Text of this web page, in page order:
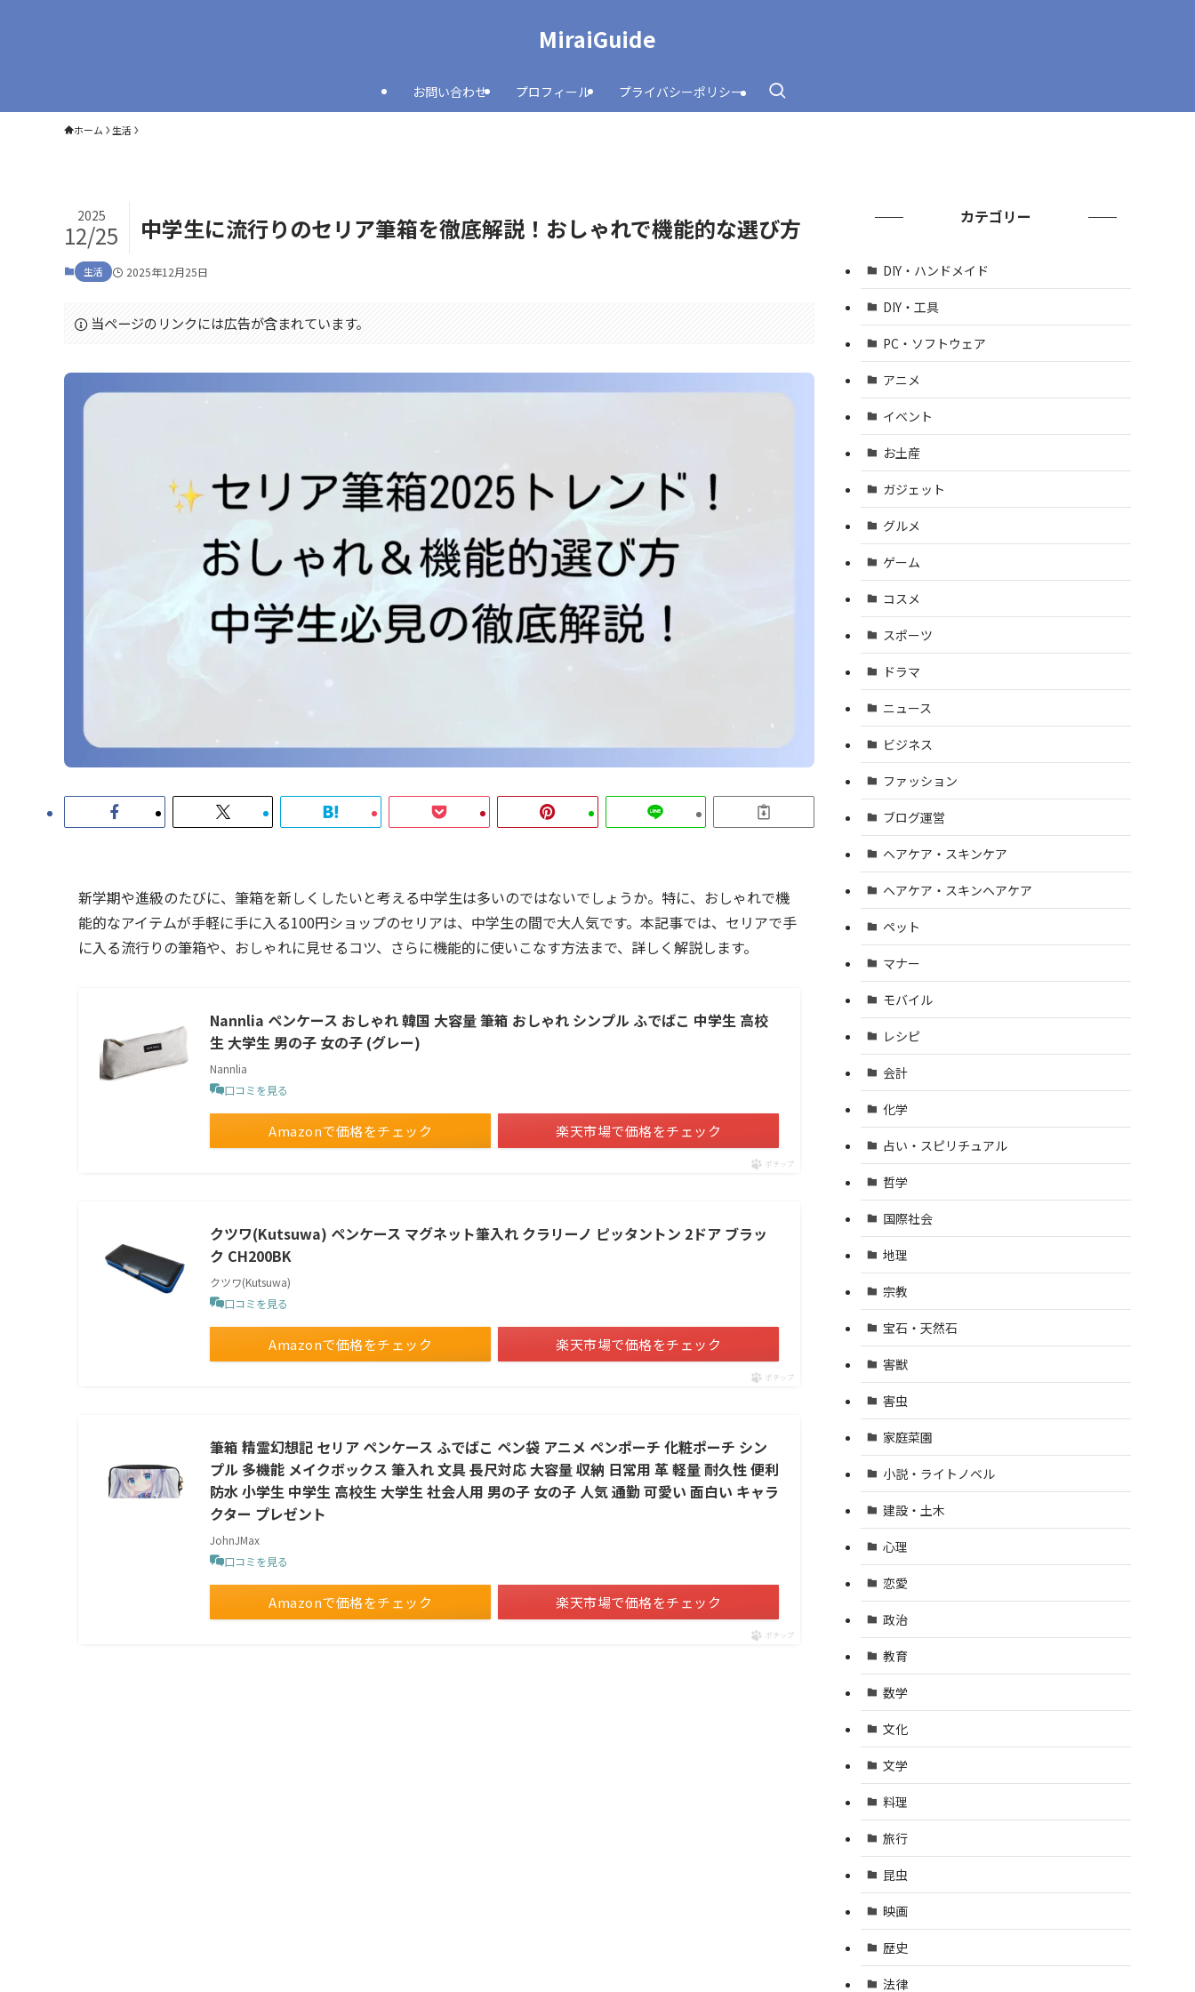
MiraiGuide
お問い合わせ プロフィール プライバシーポリシー
ホーム 生活
中学生に流行りのセリア筆箱を徹底解説！おしゃれで機能的な選び方
2025
12/25
生活 2025年12月25日
当ページのリンクには広告が含まれています。
新学期や進級のたびに、筆箱を新しくしたいと考える中学生は多いのではないでしょうか。特に、おしゃれで機
能的なアイテムが手軽に手に入る100円ショップのセリアは、中学生の間で大人気です。本記事では、セリアで手
に入る流行りの筆箱や、おしゃれに見せるコツ、さらに機能的に使いこなす方法まで、詳しく解説します。
Nannlia ペンケース おしゃれ 韓国 大容量 筆箱 おしゃれ シンプル ふでばこ 中学生 高校
生 大学生 男の子 女の子 (グレー)
Nannlia
口コミを見る
Amazonで価格をチェック 楽天市場で価格をチェック
ポチップ
クツワ(Kutsuwa) ペンケース マグネット筆入れ クラリーノ ピッタントン 2ドア ブラッ
ク CH200BK
クツワ(Kutsuwa)
口コミを見る
Amazonで価格をチェック 楽天市場で価格をチェック
ポチップ
筆箱 精霊幻想記 セリア ペンケース ふでばこ ペン袋 アニメ ペンポーチ 化粧ポーチ シン
プル 多機能 メイクボックス 筆入れ 文具 長尺対応 大容量 収納 日常用 革 軽量 耐久性 便利
防水 小学生 中学生 高校生 大学生 社会人用 男の子 女の子 人気 通勤 可愛い 面白い キャラ
クター プレゼント
JohnJMax
口コミを見る
Amazonで価格をチェック 楽天市場で価格をチェック
ポチップ
カテゴリー
DIY・ハンドメイド
DIY・工具
PC・ソフトウェア
アニメ
イベント
お土産
ガジェット
グルメ
ゲーム
コスメ
スポーツ
ドラマ
ニュース
ビジネス
ファッション
ブログ運営
ヘアケア・スキンケア
ヘアケア・スキンヘアケア
ペット
マナー
モバイル
レシピ
会計
化学
占い・スピリチュアル
哲学
国際社会
地理
宗教
宝石・天然石
害獣
害虫
家庭菜園
小説・ライトノベル
建設・土木
心理
恋愛
政治
教育
数学
文化
文学
料理
旅行
昆虫
映画
歴史
法律